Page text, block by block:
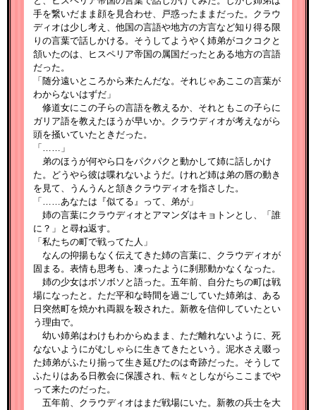
手を繋いだまま顔を見合わせ、戸惑ったままだった。クラウ
ディオは少し考え、他国の言語や地方の方言など知り得る限
りの言葉で話しかける。そうしてようやく姉弟がコクコクと
頷いたのは、ヒスペリア帝国の属国だったとある地方の言語
だった。
「随分遠いところから来たんだな。それじゃあここの言葉が
わからないはずだ」
修道女にこの子らの言語を教えるか、それともこの子らに
ガリア語を教えたほうが早いか。クラウディオが考えながら
頭を掻いていたときだった。
「……」
弟のほうが何やら口をパクパクと動かして姉に話しかけ
た。どうやら彼は喋れないようだ。けれど姉は弟の唇の動き
を見て、うんうんと頷きクラウディオを指さした。
「……あなたは『似てる』って、弟が」
姉の言葉にクラウディオとアマンダはキョトンとし、「誰
に？」と尋ね返す。
「私たちの町で戦ってた人」
なんの抑揚もなく伝えてきた姉の言葉に、クラウディオが
固まる。表情も思考も、凍ったように刹那動かなくなった。
姉の少女はボソボソと語った。五年前、自分たちの町は戦
場になったと。ただ平和な時間を過ごしていた姉弟は、ある
日突然町を焼かれ両親を殺された。新教を信仰していたとい
う理由で。
幼い姉弟はわけもわからぬまま、ただ離れないように、死
なないようにがむしゃらに生きてきたという。泥水さえ啜っ
た姉弟がふたり揃って生き延びたのは奇跡だった。そうして
ふたりはある日教会に保護され、転々としながらここまでや
って来たのだった。
五年前、クラウディオはまだ戦場にいた。新教の兵士を大